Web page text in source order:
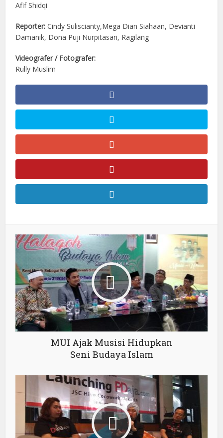
Afif Shidqi
Reporter: Cindy Suliscianty,Mega Dian Siahaan, Devianti
Damanik, Dona Puji Nurpitasari, Ragilang
Videografer / Fotografer:
Rully Muslim
MUI Ajak Musisi Hidupkan
Seni Budaya Islam